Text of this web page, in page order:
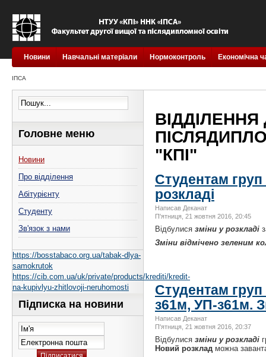
Новини Навчальні матеріали Нормоконтроль Економічна
ІПСА
"КПІ"
Студентам груп
розкладі
Написав Деканат
П'ятниця, 21 жовтня 2016, 20:45
Відбулися зміни у розкладі
Зміни відмічено зеленим
Студентам груп
з61м, УП-з61м.
Написав Деканат
П'ятниця, 21 жовтня 2016, 20:37
Відбулися зміни у розкладі
Новий розклад можна
Головне меню
Новини
Про відділення
Абітурієнту
Студенту
Зв'язок з нами
https://bosstabaco.org.ua/tabak-dlya-
samokrutok
https://cib.com.ua/uk/private/products/krediti/kredit-
na-kupivlyu-zhitlovoji-neruhomosti
Підписка на новини